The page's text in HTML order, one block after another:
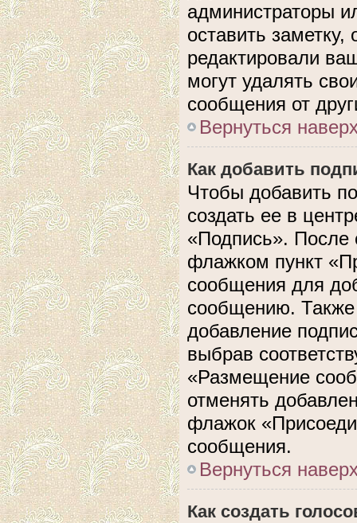
администраторы
оставить заметку,
редактировали
могут удалять
сообщения от
Вернуться
Как добавить
Чтобы добавить
создать ее в
«Подпись». После
флажком пункт
сообщения для
сообщению. Также
добавление
выбрав
«Размещение
отменять
флажок
сообщения.
Вернуться
Как создать